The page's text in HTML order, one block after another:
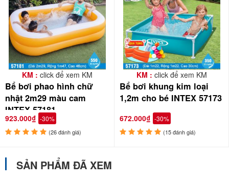
KM : click để xem KM
Bể bơi phao hình chữ
nhật 2m29 màu cam
INTEX 57181
923.000₫ -30%
(26 đánh giá)
KM : click để xem KM
Bể bơi khung kim loại
1,2m cho bé INTEX 57173
672.000₫ -30%
(15 đánh giá)
SẢN PHẨM ĐÃ XEM